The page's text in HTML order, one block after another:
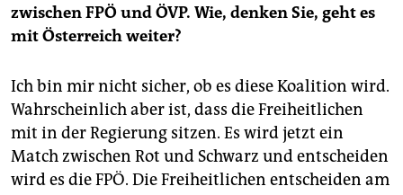
zwischen FPÖ und ÖVP. Wie, denken Sie, geht es
mit Österreich weiter?
Ich bin mir nicht sicher, ob es diese Koalition wird.
Wahrscheinlich aber ist, dass die Freiheitlichen
mit in der Regierung sitzen. Es wird jetzt ein
Match zwischen Rot und Schwarz und entscheiden
wird es die FPÖ. Die Freiheitlichen entscheiden am